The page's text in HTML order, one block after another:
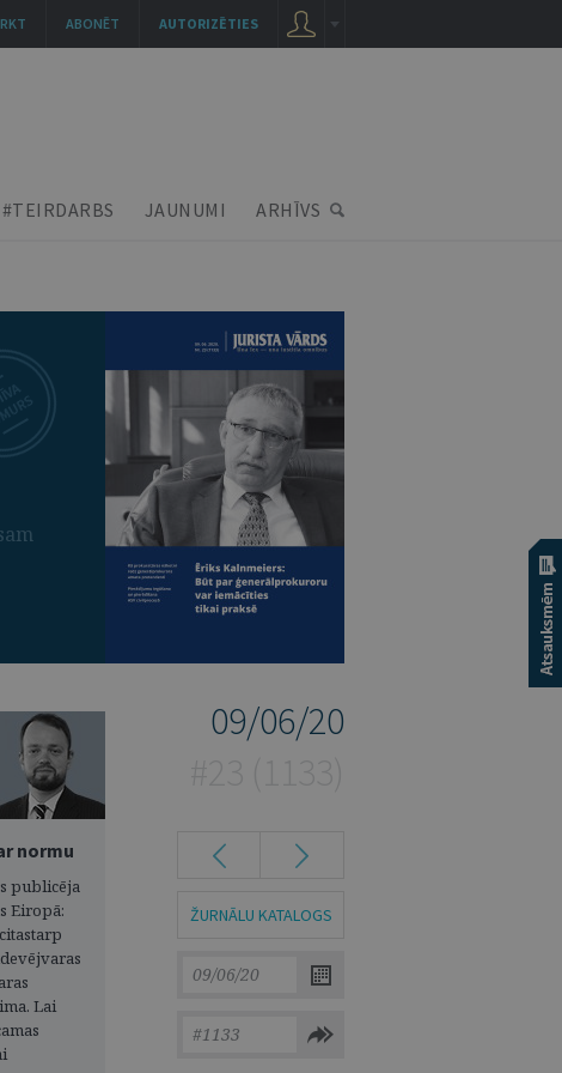
#TEIRDARBS JAUNUMI ARHĪVS
normu
publicēja
Eiropā:
Lai
09/06/20
ŽURNĀLU KATALOGS
AUTORIZĒTIES
ABONĒT